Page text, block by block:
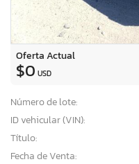
Oferta Actual
$0 USD
Número de lote:
ID vehicular (VIN):
Título:
Fecha de Venta: